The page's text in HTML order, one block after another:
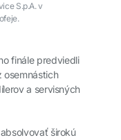
S.p.A. v
finále predviedli
osemnástich
a servisných
širokú